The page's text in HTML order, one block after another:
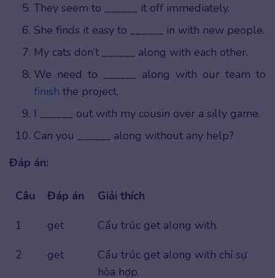
They seem to ______ it off immediately.
She finds it easy to ______ in with new people.
My cats don’t ______ along with each other.
We need to ______ along with our team to
finish the project.
I ______ out with my cousin over a silly game.
Can you ______ along without any help?
Đáp án:
Câu Đáp án
Giải thích
1
get
Cấu trúc get along with.
2
get
Cấu trúc get along with chỉ sự
hòa hợp.